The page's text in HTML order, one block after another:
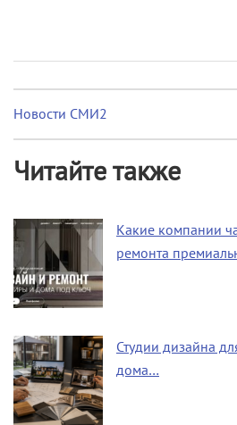
Новости СМИ2
Читайте также
Какие компании
ремонта
Студии дизайна
дома…